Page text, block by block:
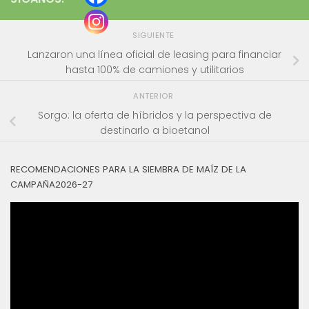
SIGUIENTE
Lanzaron una línea oficial de leasing para financiar
hasta 100% de camiones y utilitarios
ANTERIOR
Sorgo: la oferta de híbridos y la perspectiva de
destinarlo a bioetanol
RECOMENDACIONES PARA LA SIEMBRA DE MAÍZ DE LA
CAMPAÑA2026-27